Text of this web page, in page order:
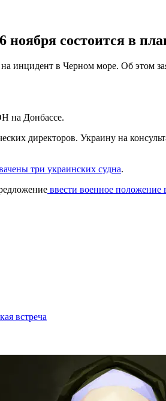
состоится в
инцидент в Черном море. Об этом
на Донбассе.
директоров. Украину на
три украинских судна.
ввести военное положение
встреча